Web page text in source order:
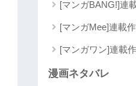
[マンガBANG!]連
[マンガMee]連載
[マンガワン]連載
漫画ネタバレ